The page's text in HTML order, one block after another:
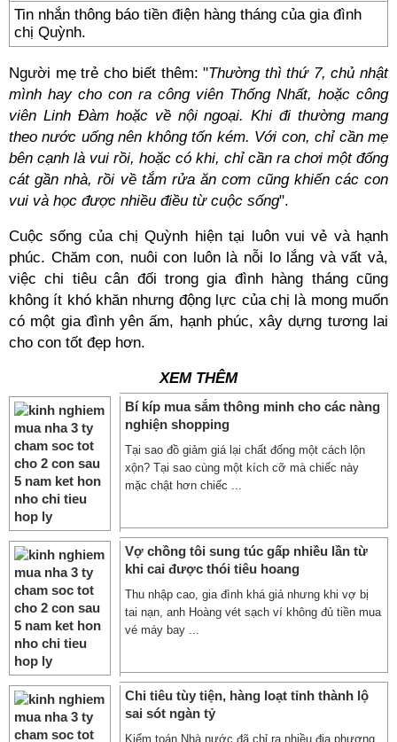
Tin nhắn thông báo tiền điện hàng tháng của gia đình
chị Quỳnh.
Người mẹ trẻ cho biết thêm: "Thường thì thứ 7, chủ nhật
mình hay cho con ra công viên Thống Nhất, hoặc công
viên Linh Đàm hoặc về nội ngoại. Khi đi thường mang
theo nước uống nên không tốn kém. Với con, chỉ cần mẹ
bên cạnh là vui rồi, hoặc có khi, chỉ cần ra chơi một đống
cát gần nhà, rồi về tắm rửa ăn cơm cũng khiến các con
vui và học được nhiều điều từ cuộc sống".
Cuộc sống của chị Quỳnh hiện tại luôn vui vẻ và hạnh
phúc. Chăm con, nuôi con luôn là nỗi lo lắng và vất vả,
việc chi tiêu cân đối trong gia đình hàng tháng cũng
không ít khó khăn nhưng động lực của chị là mong muốn
có một gia đình yên ấm, hạnh phúc, xây dựng tương lai
cho con tốt đẹp hơn.
XEM THÊM
Bí kíp mua sắm thông minh cho các nàng
nghiện shopping
Tại sao đồ giảm giá lại chất đống một cách lộn
xộn? Tại sao cùng một kích cỡ mà chiếc này
mặc chật hơn chiếc ...
Vợ chồng tôi sung túc gấp nhiều lần từ
khi cai được thói tiêu hoang
Thu nhập cao, gia đình khá giả nhưng khi vợ bị
tai nạn, anh Hoàng vét sạch ví không đủ tiền mua
vé máy bay ...
Chi tiêu tùy tiện, hàng loạt tỉnh thành lộ
sai sót ngàn tỷ
Kiểm toán Nhà nước đã chỉ ra nhiều địa phương